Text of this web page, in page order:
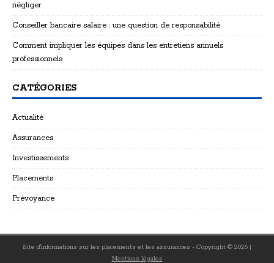
négliger
Conseiller bancaire salaire : une question de responsabilité
Comment impliquer les équipes dans les entretiens annuels
professionnels
CATÉGORIES
Actualité
Assurances
Investissements
Placements
Prévoyance
Site d'informations sur les placements et les assurances - Copyright © 2026 |
Mentions légales